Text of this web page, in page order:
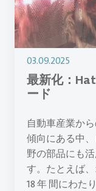
03.09.2025
最新化：
ード
自動車産業か
傾向にある中
野の部品にも
す。たとえば
18 年 間にわた